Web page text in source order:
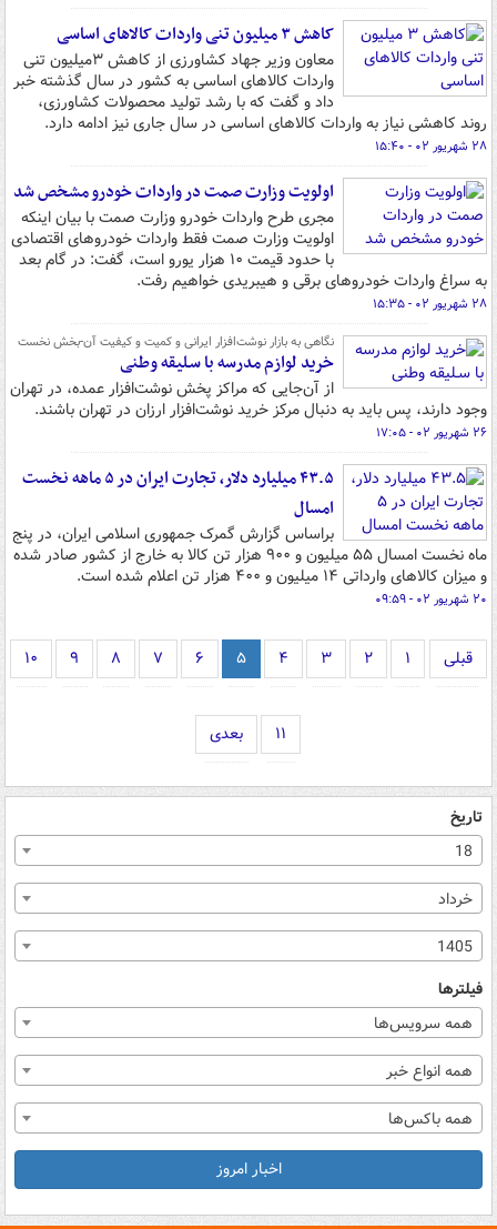
کاهش ۳ میلیون تنی واردات کالاهای اساسی
معاون وزیر جهاد کشاورزی از کاهش ۳میلیون تنی
واردات کالاهای اساسی به کشور در سال گذشته خبر
داد و گفت که با رشد تولید محصولات کشاورزی،
روند کاهشی نیاز به واردات کالاهای اساسی در سال جاری نیز ادامه دارد.
۲۸ شهریور ۰۲ - ۱۵:۴۰
اولویت وزارت صمت در واردات خودرو مشخص شد
مجری طرح واردات خودرو وزارت صمت با بیان اینکه
اولویت وزارت صمت فقط واردات خودروهای اقتصادی
با حدود قیمت ۱۰ هزار یورو است، گفت: در گام بعد
به سراغ واردات خودروهای برقی و هیبریدی خواهیم رفت.
۲۸ شهریور ۰۲ - ۱۵:۳۵
نگاهی به بازار نوشت‌افزار ایرانی و کمیت و کیفیت آن-بخش نخست
خرید لوازم مدرسه با سـلیقه وطنی
از آن‌جایی‌ که مراکز پخش نوشت‌افزار عمده، در تهران
وجود دارند، پس باید به دنبال مرکز خرید نوشت‌افزار ارزان در تهران باشند.
۲۶ شهریور ۰۲ - ۱۷:۰۵
۴۳.۵ میلیارد دلار، تجارت ایران در ۵ ماهه نخست
امسال
براساس گزارش گمرک جمهوری اسلامی ایران، در پنج
ماه نخست امسال ۵۵ میلیون و ۹۰۰ هزار تن کالا به خارج از کشور صادر شده
و میزان کالاهای وارداتی ۱۴ میلیون و ۴۰۰ هزار تن اعلام شده است.
۲۰ شهریور ۰۲ - ۰۹:۵۹
قبلی ۱ ۲ ۳ ۴ ۵ ۶ ۷ ۸ ۹ ۱۰
۱۱ بعدی
تاریخ
18
خرداد
1405
فیلترها
همه سرویس‌ها
همه انواع خبر
همه باکس‌ها
اخبار امروز